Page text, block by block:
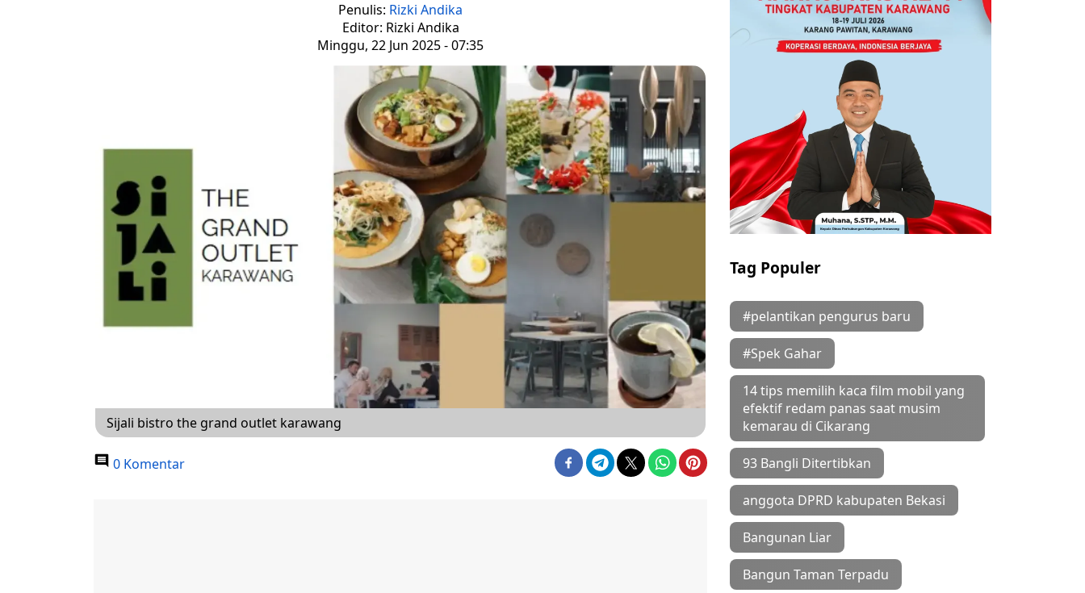
Penulis: Rizki Andika
Editor: Rizki Andika
Minggu, 22 Jun 2025 - 07:35
Sijali bistro the grand outlet karawang
0 Komentar
Tag Populer
#pelantikan pengurus baru
#Spek Gahar
14 tips memilih kaca film mobil yang
efektif redam panas saat musim
kemarau di Cikarang
93 Bangli Ditertibkan
anggota DPRD kabupaten Bekasi
Bangunan Liar
Bangun Taman Terpadu